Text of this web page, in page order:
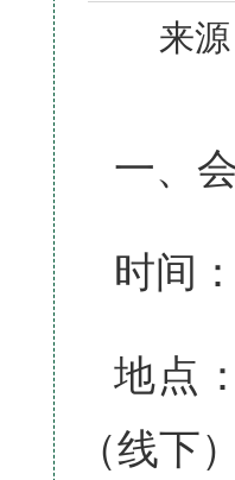
来
一、
时间
地点
（线下